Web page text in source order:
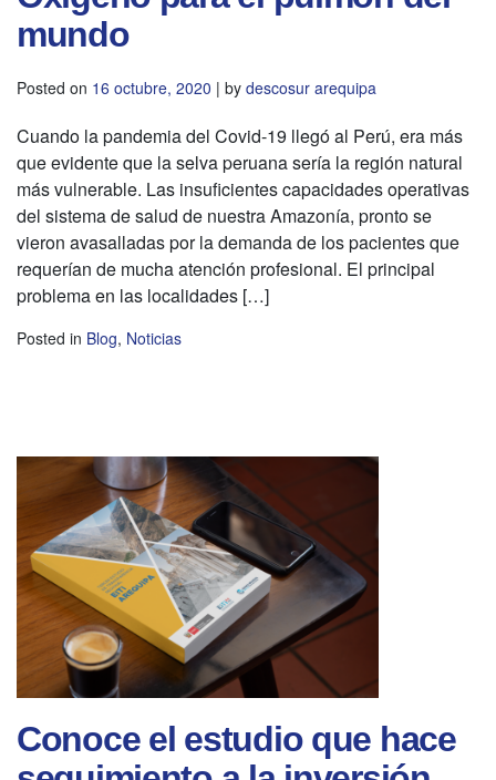
mundo
Posted on 16 octubre, 2020 | by descosur arequipa
Cuando la pandemia del Covid-19 llegó al Perú, era más
que evidente que la selva peruana sería la región natural
más vulnerable. Las insuficientes capacidades operativas
del sistema de salud de nuestra Amazonía, pronto se
vieron avasalladas por la demanda de los pacientes que
requerían de mucha atención profesional. El principal
problema en las localidades […]
Posted in Blog, Noticias
Conoce el estudio que hace